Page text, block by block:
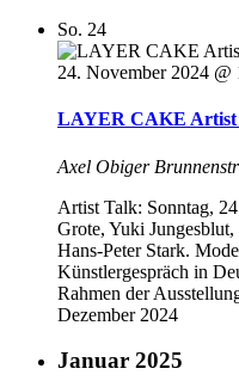
So. 24
24. November 2024 @
LAYER CAKE Artist
Axel Obiger
Artist Talk: Sonntag,
Grote, Yuki
Hans-Peter Stark.
Künstlergespräch in
Rahmen der
Dezember 2024
Januar 2025